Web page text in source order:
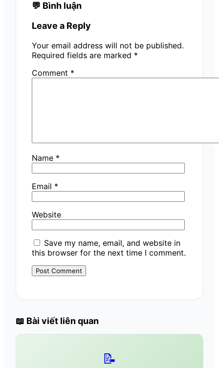
💬 Bình luận
Leave a Reply
Your email address will not be published.
Required fields are marked *
Comment *
Name *
Email *
Website
Save my name, email, and website in
this browser for the next time I comment.
📖 Bài viết liên quan
📝